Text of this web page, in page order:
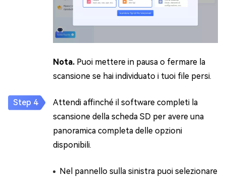
Nota. Puoi mettere in pausa o fermare la
scansione se hai individuato i tuoi file persi.
Attendi affinché il software completi la
scansione della scheda SD per avere una
panoramica completa delle opzioni
disponibili.
Nel pannello sulla sinistra puoi selezionare